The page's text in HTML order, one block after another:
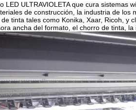
LED ULTRAVIOLETA que cura sistemas
de construcción, la industria de los
tinta tales como Konika, Xaar, Ricoh, y
ancha del formato, el chorro de tinta,